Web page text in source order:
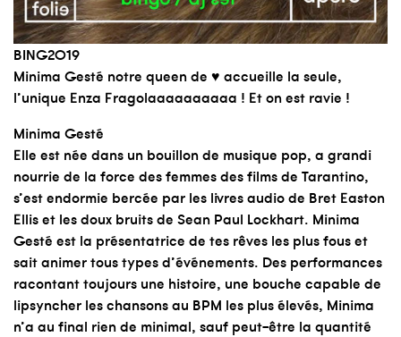
BING2O19
Minima Gesté notre queen de ♥ accueille la seule,
l’unique Enza Fragolaaaaaaaaaa ! Et on est ravie !
Minima Gesté
Elle est née dans un bouillon de musique pop, a grandi
nourrie de la force des femmes des films de Tarantino,
s’est endormie bercée par les livres audio de Bret Easton
Ellis et les doux bruits de Sean Paul Lockhart. Minima
Gesté est la présentatrice de tes rêves les plus fous et
sait animer tous types d’événements. Des performances
racontant toujours une histoire, une bouche capable de
lipsyncher les chansons au BPM les plus élevés, Minima
n’a au final rien de minimal, sauf peut-être la quantité